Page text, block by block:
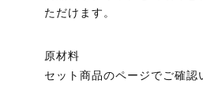
ただけます。
原材料
セット商品のページでご確認